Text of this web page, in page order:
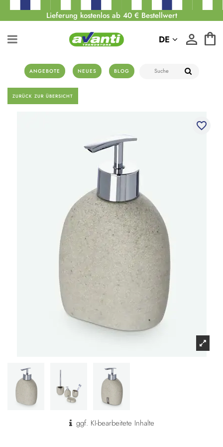
Lieferung kostenlos ab 40 € Bestellwert
ANGEBOTE NEUES BLOG
DE
ZURÜCK ZUR ÜBERSICHT
favorite_border
ggf. KI-bearbeitete Inhalte